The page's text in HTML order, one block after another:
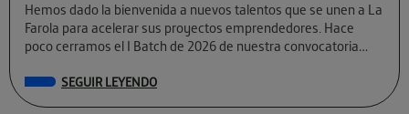
Hemos dado la bienvenida a nuevos talentos que se unen a La
Farola para acelerar sus proyectos emprendedores. Hace
poco cerramos el I Batch de 2026 de nuestra convocatoria
SEGUIR LEYENDO